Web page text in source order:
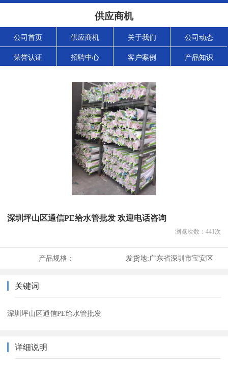
供应商机
公司首页 供应商机 关于我们 公司动态
荣誉认证 招聘中心 客户案例 产品知识
深圳坪山区通信PE给水管批发 欢迎电话咨询
浏览次数： 441次
产品规格： 发货地:广东省深圳市宝安区
关键词
深圳坪山区通信PE给水管批发
详细说明